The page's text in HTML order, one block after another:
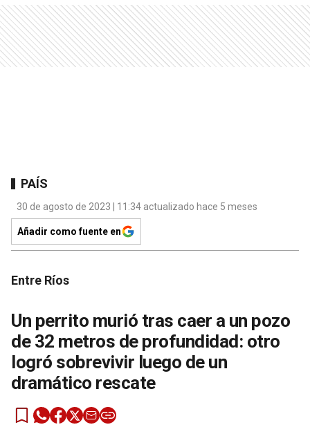
PAÍS
30 de agosto de 2023 | 11:34 actualizado hace 5 meses
Añadir como fuente en
Entre Ríos
Un perrito murió tras caer a un pozo
de 32 metros de profundidad: otro
logró sobrevivir luego de un
dramático rescate